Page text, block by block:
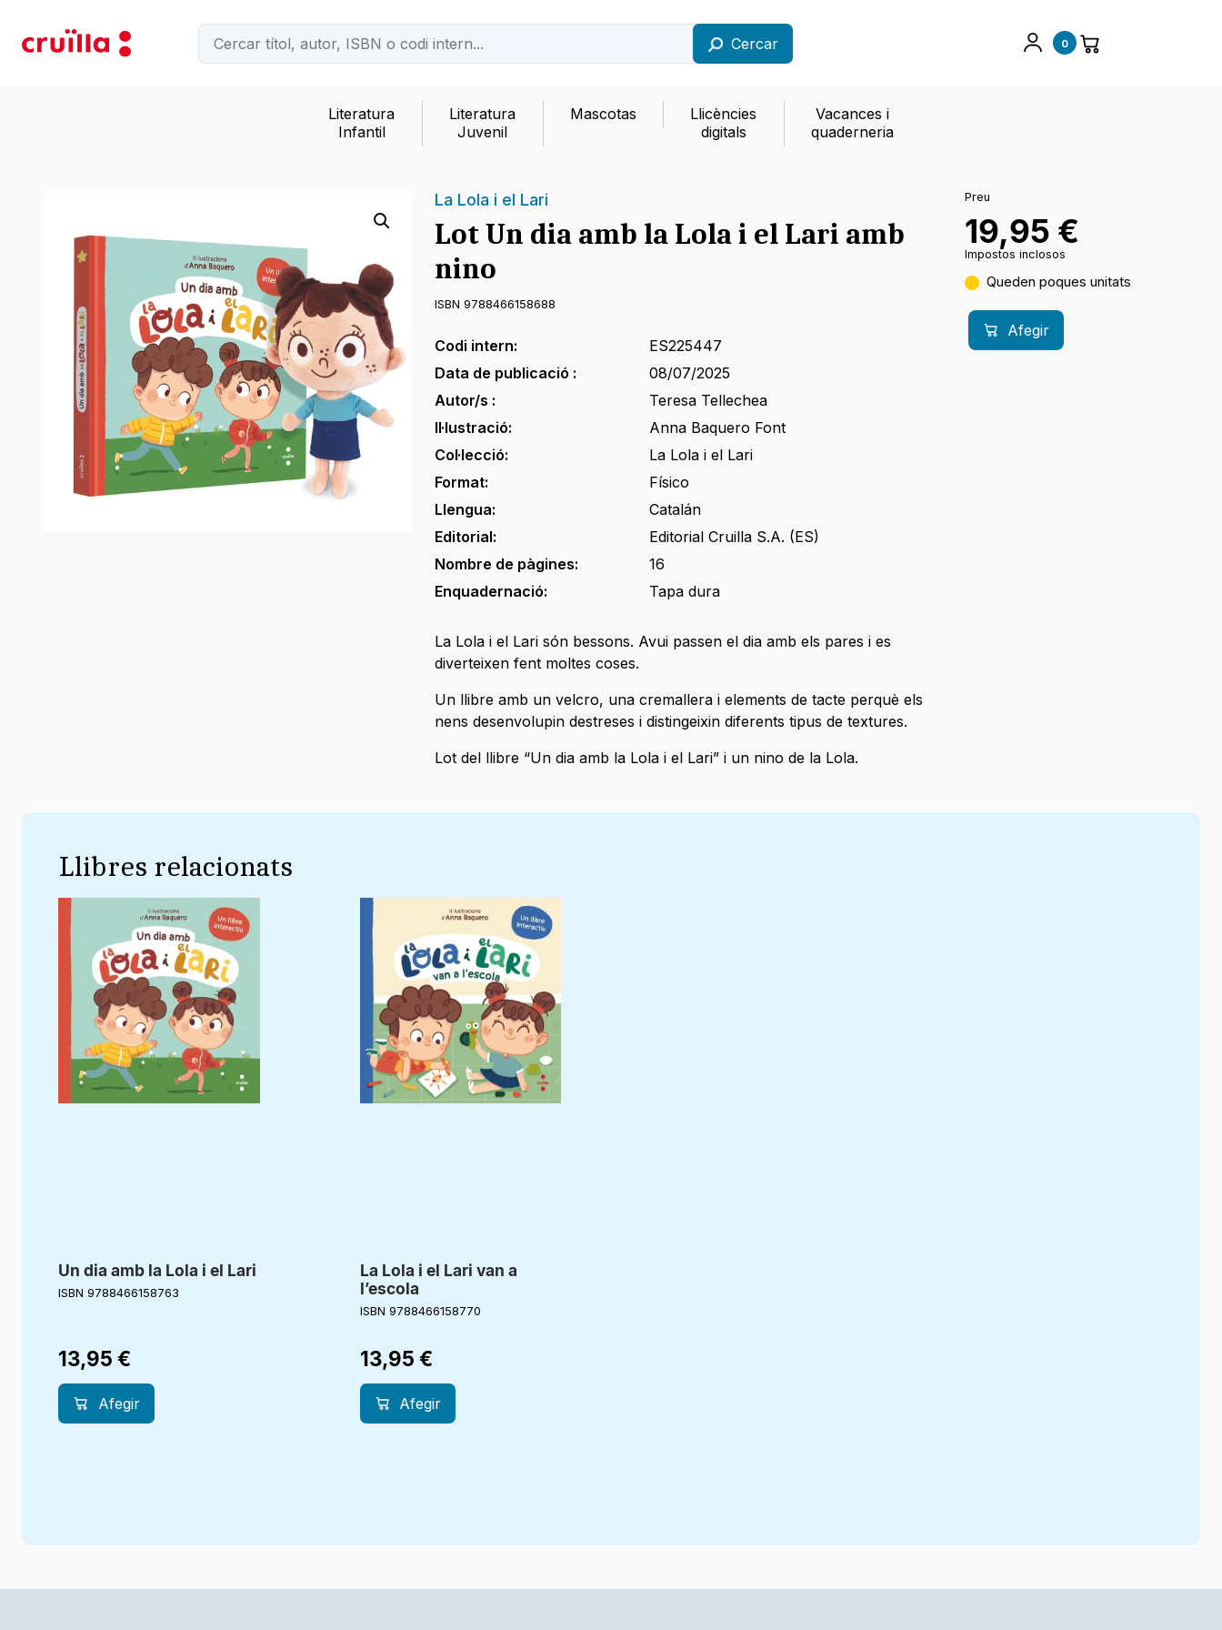
Cercar 0
Literatura
Infantil
Literatura
Juvenil
Mascotas
Llicències
digitals
Vacances i
quaderneria
La Lola i el Lari
Lot Un dia amb la Lola i el Lari amb
nino
ISBN 9788466158688
Codi intern:
ES225447
Data de publicació :
08/07/2025
Autor/s :
Teresa Tellechea
Il·lustració:
Anna Baquero Font
Col·lecció:
La Lola i el Lari
Format:
Físico
Llengua:
Catalán
Editorial:
Editorial Cruilla S.A. (ES)
Nombre de pàgines:
16
Enquadernació:
Tapa dura
La Lola i el Lari són bessons. Avui passen el dia amb els pares i es
diverteixen fent moltes coses.
Un llibre amb un velcro, una cremallera i elements de tacte perquè els
nens desenvolupin destreses i distingeixin diferents tipus de textures.
Lot del llibre “Un dia amb la Lola i el Lari” i un nino de la Lola.
Preu
19,95 €
Impostos inclosos
Queden poques unitats
Afegir
Llibres relacionats
Un dia amb la Lola i el Lari
ISBN 9788466158763
13,95 €
Afegir
La Lola i el Lari van a
l’escola
ISBN 9788466158770
13,95 €
Afegir